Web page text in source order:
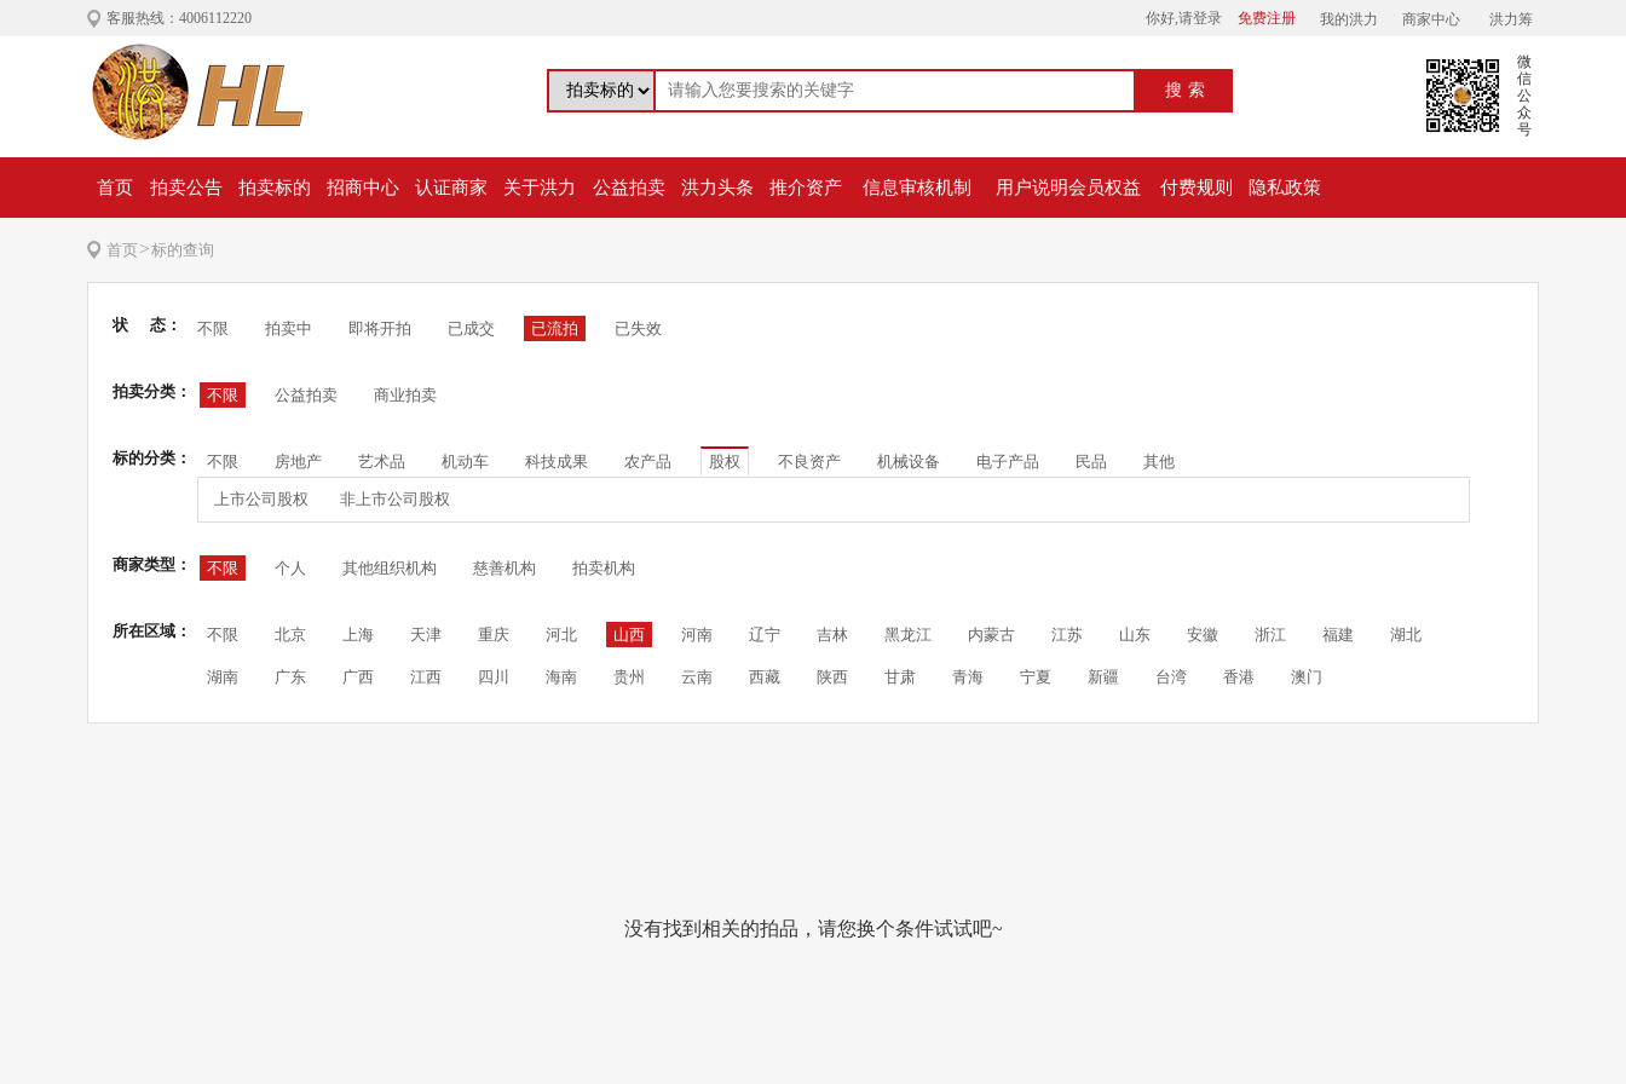
客服热线：4006112220 你好,请登录 免费注册 我的洪力 商家中心 洪力筹
搜索
微
信
公
众
号
首页 拍卖公告 拍卖标的 招商中心 认证商家 关于洪力 公益拍卖 洪力头条 推介资产 信息审核机制 用户说明会员权益 付费规则 隐私政策
首页>标的查询
状 态： 不限 拍卖中 即将开拍 已成交 已流拍 已失效
拍卖分类： 不限 公益拍卖 商业拍卖
标的分类： 不限 房地产 艺术品 机动车 科技成果 农产品 股权 不良资产 机械设备 电子产品 民品 其他
上市公司股权 非上市公司股权
商家类型： 不限 个人 其他组织机构 慈善机构 拍卖机构
所在区域： 不限 北京 上海 天津 重庆 河北 山西 河南 辽宁 吉林 黑龙江 内蒙古 江苏 山东 安徽 浙江 福建 湖北
湖南 广东 广西 江西 四川 海南 贵州 云南 西藏 陕西 甘肃 青海 宁夏 新疆 台湾 香港 澳门
没有找到相关的拍品，请您换个条件试试吧~